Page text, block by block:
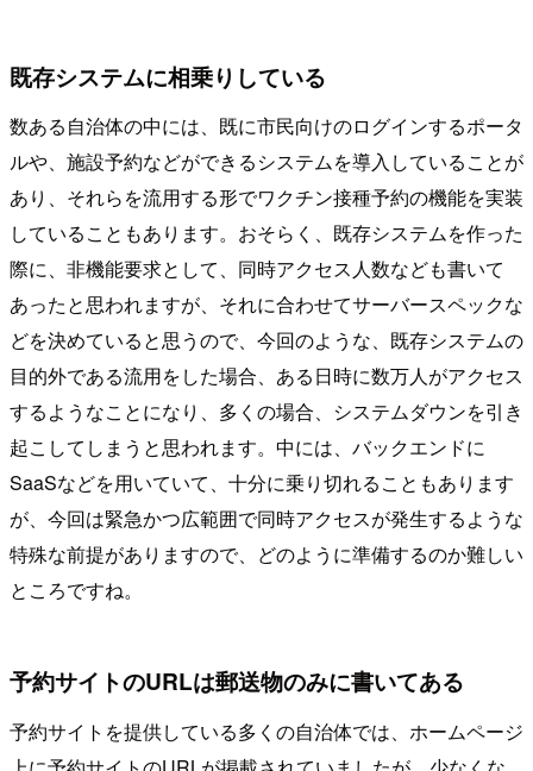
既存システムに相乗りしている
数ある自治体の中には、既に市民向けのログインするポータ
ルや、施設予約などができるシステムを導入していることが
あり、それらを流用する形でワクチン接種予約の機能を実装
していることもあります。おそらく、既存システムを作った
際に、非機能要求として、同時アクセス人数なども書いて
あったと思われますが、それに合わせてサーバースペックな
どを決めていると思うので、今回のような、既存システムの
目的外である流用をした場合、ある日時に数万人がアクセス
するようなことになり、多くの場合、システムダウンを引き
起こしてしまうと思われます。中には、バックエンドに
SaaSなどを用いていて、十分に乗り切れることもあります
が、今回は緊急かつ広範囲で同時アクセスが発生するような
特殊な前提がありますので、どのように準備するのか難しい
ところですね。
予約サイトのURLは郵送物のみに書いてある
予約サイトを提供している多くの自治体では、ホームページ